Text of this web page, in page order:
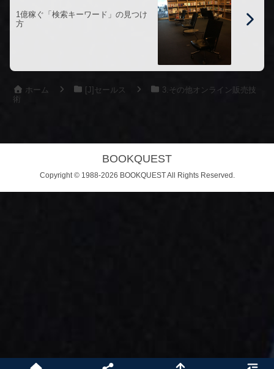
1億稼ぐ「検索キーワード」の見つけ
方
ホーム [J]セールス
3.その他オンライン販売技
術
BOOKQUEST
Copyright © 1988-2026 BOOKQUEST All Rights Reserved.